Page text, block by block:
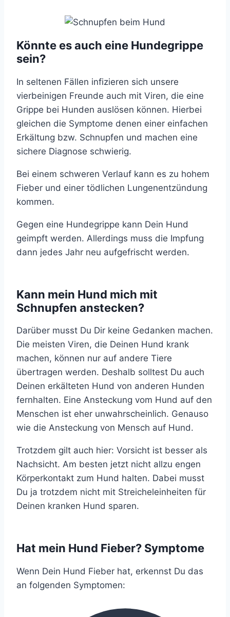
Könnte es auch eine Hundegrippe
sein?
In seltenen Fällen infizieren sich unsere
vierbeinigen Freunde auch mit Viren, die eine
Grippe bei Hunden auslösen können. Hierbei
gleichen die Symptome denen einer einfachen
Erkältung bzw. Schnupfen und machen eine
sichere Diagnose schwierig.
Bei einem schweren Verlauf kann es zu hohem
Fieber und einer tödlichen Lungenentzündung
kommen.
Gegen eine Hundegrippe kann Dein Hund
geimpft werden. Allerdings muss die Impfung
dann jedes Jahr neu aufgefrischt werden.
Kann mein Hund mich mit
Schnupfen anstecken?
Darüber musst Du Dir keine Gedanken machen.
Die meisten Viren, die Deinen Hund krank
machen, können nur auf andere Tiere
übertragen werden. Deshalb solltest Du auch
Deinen erkälteten Hund von anderen Hunden
fernhalten. Eine Ansteckung vom Hund auf den
Menschen ist eher unwahrscheinlich. Genauso
wie die Ansteckung von Mensch auf Hund.
Trotzdem gilt auch hier: Vorsicht ist besser als
Nachsicht. Am besten jetzt nicht allzu engen
Körperkontakt zum Hund halten. Dabei musst
Du ja trotzdem nicht mit Streicheleinheiten für
Deinen kranken Hund sparen.
Hat mein Hund Fieber? Symptome
Wenn Dein Hund Fieber hat, erkennst Du das
an folgenden Symptomen: